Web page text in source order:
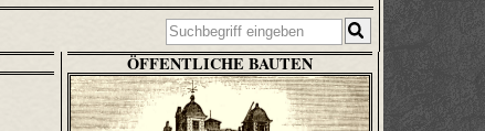
ÖFFENTLICHE BAUTEN